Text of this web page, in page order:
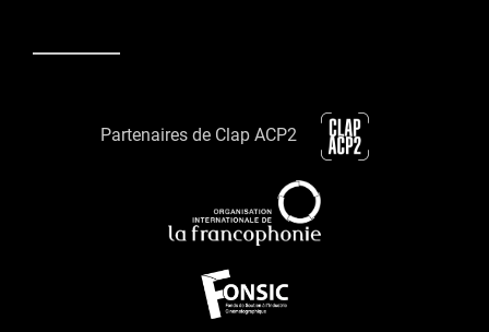
Partenaires de Clap ACP2